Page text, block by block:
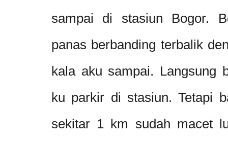
sampai di stasiun Bogor.
panas berbanding terbalik
kala aku sampai. Langsung
ku parkir di stasiun. Tetapi
sekitar 1 km sudah macet